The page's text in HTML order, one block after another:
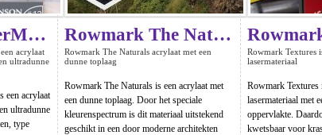
Rowmark LaserMark Reverse
acrylaat
ultradunne
een acrylaat
ultradunne
type
Rowmark The Naturals
Rowmark The Naturals acrylaat met een
dunne toplaag
Rowmark The Naturals is een acrylaat met
een dunne toplaag. Door het speciale
kleurenspectrum is dit materiaal uitstekend
geschikt in een door moderne architekten
Rowmark Textures
lasermateriaal
Rowmark Textures
lasermateriaal met
oppervlakte.
kwetsbaar voor